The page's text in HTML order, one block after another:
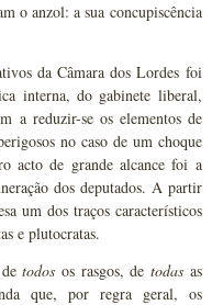
o anzol: a sua concupiscência
da Câmara dos Lordes foi
interna, do gabinete liberal,
a reduzir-se os elementos de
no caso de um choque
acto de grande alcance foi a
dos deputados. A partir
um dos traços característicos
e plutocratas.
detodos os rasgos, de todasas
que, por regra geral, os